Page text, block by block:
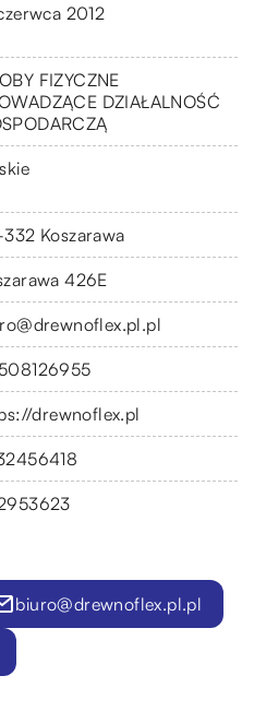
2012
FIZYCZNE
DZIAŁALNOŚĆ
Koszarawa
426E
drewnoflex.pl
biuro@drewnoflex.pl.pl